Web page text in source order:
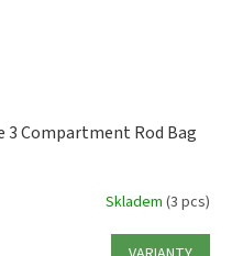
3 Compartment Rod Bag
Skladem (3 pcs)